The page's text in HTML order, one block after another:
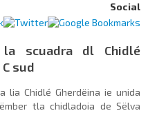
Social
scuadra dl Chidlé
sud
lia Chidlé Gherdëina ie unida
tla chidladoia de Sëlva